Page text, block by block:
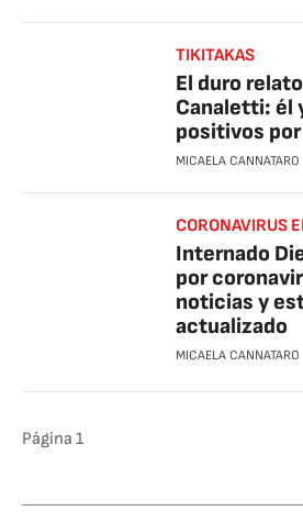
TIKITAKAS
El duro
Canaletti: él
positivos por
MICAELA CANNATARO
CORONAVIRUS
Internado
por
noticias y
actualizado
MICAELA CANNATARO
Página 1